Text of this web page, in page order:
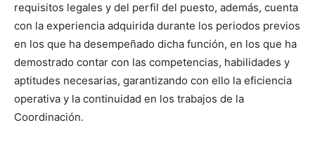
requisitos legales y del perfil del puesto, además, cuenta
con la experiencia adquirida durante los periodos previos
en los que ha desempeñado dicha función, en los que ha
demostrado contar con las competencias, habilidades y
aptitudes necesarias, garantizando con ello la eficiencia
operativa y la continuidad en los trabajos de la
Coordinación.